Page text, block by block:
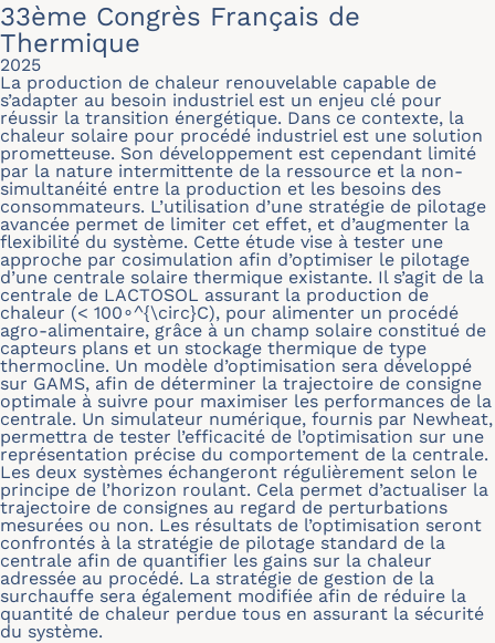
33ème Congrès Français de
Thermique
2025
La production de chaleur renouvelable capable de
s’adapter au besoin industriel est un enjeu clé pour
réussir la transition énergétique. Dans ce contexte, la
chaleur solaire pour procédé industriel est une solution
prometteuse. Son développement est cependant limité
par la nature intermittente de la ressource et la non-
simultanéité entre la production et les besoins des
consommateurs. L’utilisation d’une stratégie de pilotage
avancée permet de limiter cet effet, et d’augmenter la
flexibilité du système. Cette étude vise à tester une
approche par cosimulation afin d’optimiser le pilotage
d’une centrale solaire thermique existante. Il s’agit de la
centrale de LACTOSOL assurant la production de
chaleur (< 100∘^{\circ}C), pour alimenter un procédé
agro-alimentaire, grâce à un champ solaire constitué de
capteurs plans et un stockage thermique de type
thermocline. Un modèle d’optimisation sera développé
sur GAMS, afin de déterminer la trajectoire de consigne
optimale à suivre pour maximiser les performances de la
centrale. Un simulateur numérique, fournis par Newheat,
permettra de tester l’efficacité de l’optimisation sur une
représentation précise du comportement de la centrale.
Les deux systèmes échangeront régulièrement selon le
principe de l’horizon roulant. Cela permet d’actualiser la
trajectoire de consignes au regard de perturbations
mesurées ou non. Les résultats de l’optimisation seront
confrontés à la stratégie de pilotage standard de la
centrale afin de quantifier les gains sur la chaleur
adressée au procédé. La stratégie de gestion de la
surchauffe sera également modifiée afin de réduire la
quantité de chaleur perdue tous en assurant la sécurité
du système.